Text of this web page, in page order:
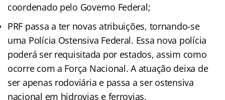
coordenado pelo Governo Federal;
PRF passa a ter novas atribuições, tornando-se
uma Polícia Ostensiva Federal. Essa nova polícia
poderá ser requisitada por estados, assim como
ocorre com a Força Nacional. A atuação deixa de
ser apenas rodoviária e passa a ser ostensiva
nacional em hidrovias e ferrovias.